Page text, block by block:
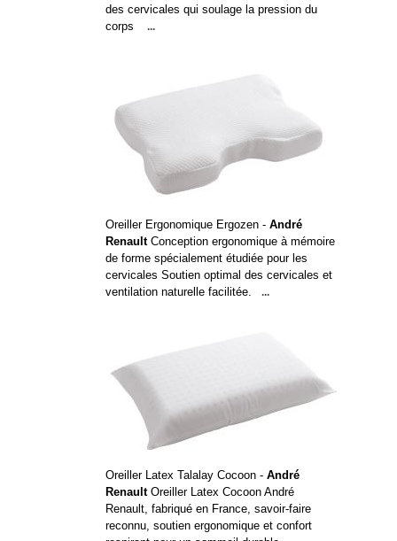
des cervicales qui soulage la pression du
corps
...
Oreiller Ergonomique Ergozen - André
RenaultConception ergonomique à mémoire
de forme spécialement étudiée pour les
cervicales Soutien optimal des cervicales et
ventilation naturelle facilitée.
...
Oreiller Latex Talalay Cocoon - André
RenaultOreiller Latex Cocoon André
Renault, fabriqué en France, savoir-faire
reconnu, soutien ergonomique et confort